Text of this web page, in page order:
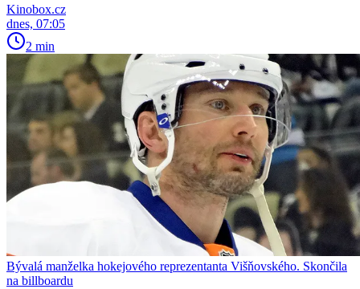
Kinobox.cz
dnes, 07:05
2 min
Bývalá manželka hokejového reprezentanta Višňovského. Skončila
na billboardu